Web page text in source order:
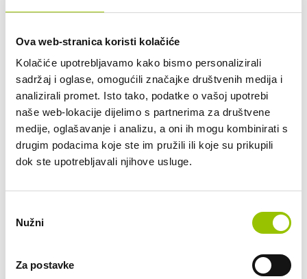
Ova web-stranica koristi kolačiće
Kolačiće upotrebljavamo kako bismo personalizirali
sadržaj i oglase, omogućili značajke društvenih medija i
analizirali promet. Isto tako, podatke o vašoj upotrebi
naše web-lokacije dijelimo s partnerima za društvene
medije, oglašavanje i analizu, a oni ih mogu kombinirati s
drugim podacima koje ste im pružili ili koje su prikupili
dok ste upotrebljavali njihove usluge.
pristanka
Nužni
Za postavke
Tko je vlasnik vozila? add_circle
Mogu li otkupiti vozilo po isteku dugoročnog
najma?
Mogu li vozilo koristiti i drugi članovi obitelji?
Što ako prouzročim prometni prekršaj ili parkirnu
kaznu?
add_circle
Je li u cijenu dugoročnog najma uključen PDV? add_circle
Mogu li koristiti vozilo u inozemstvu? add_circle